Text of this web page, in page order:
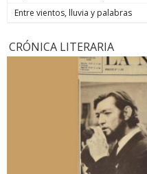
Entre vientos, lluvia y palabras
CRÓNICA LITERARIA